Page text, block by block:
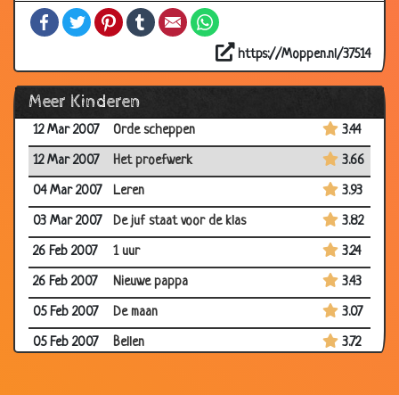
FacebookTwitterPinterestTumblrEmail
https://Moppen.nl/37514
Meer Kinderen
22 Mar 2007
Vuile taal
12 Mar 2007
Afblijven!
12 Mar 2007
Geen smoesjes
3.72
12 Mar 2007
Meer benzine
12 Mar 2007
Orde scheppen
3.44
12 Mar 2007
Het proefwerk
3.66
04 Mar 2007
Leren
3.93
03 Mar 2007
De juf staat voor de klas
3.82
26 Feb 2007
1 uur
3.24
26 Feb 2007
Nieuwe pappa
3.43
05 Feb 2007
De maan
3.07
05 Feb 2007
Bellen
3.72